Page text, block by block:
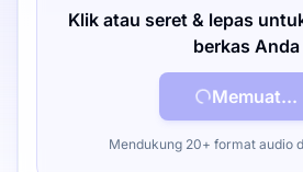
Klik atau seret & lepas
berkas Anda
Memuat...
Mendukung 20+ format audio